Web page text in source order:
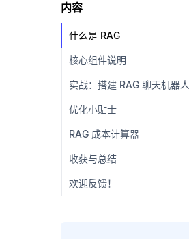
内容
什么是 RAG
核心组件说明
实战：搭建 RAG 聊天机器人
优化小贴士
RAG 成本计算器
收获与总结
欢迎反馈！